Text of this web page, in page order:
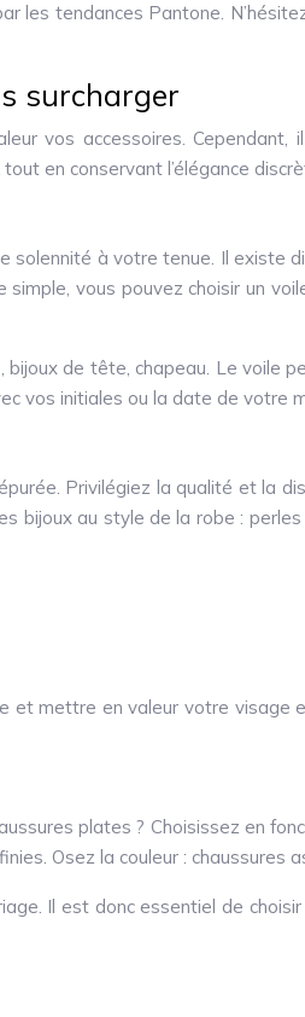
les tendances Pantone.
surcharger
vos accessoires.
en conservant l’élégance
à votre tenue. Il existe
vous pouvez choisir un
de tête, chapeau. Le voile
vos initiales ou la date de votre
Privilégiez la qualité et la
au style de la robe :
mettre en valeur votre visage
plates ? Choisissez en
Osez la couleur : chaussures
Il est donc essentiel de